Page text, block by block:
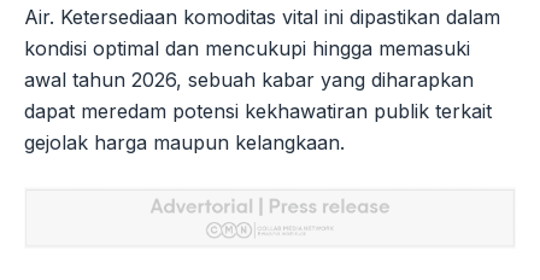
Air. Ketersediaan komoditas vital ini dipastikan dalam
kondisi optimal dan mencukupi hingga memasuki
awal tahun 2026, sebuah kabar yang diharapkan
dapat meredam potensi kekhawatiran publik terkait
gejolak harga maupun kelangkaan.